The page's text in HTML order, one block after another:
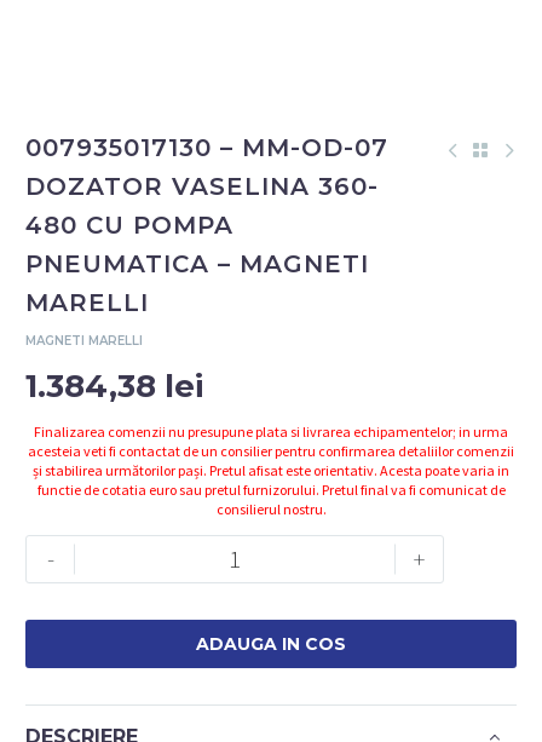
007935017130 – MM-OD-07
DOZATOR VASELINA 360-
480 CU POMPA
PNEUMATICA – MAGNETI
MARELLI
MAGNETI MARELLI
1.384,38 lei
Finalizarea comenzii nu presupune plata si livrarea echipamentelor; in urma
acesteia veti fi contactat de un consilier pentru confirmarea detaliilor comenzii
și stabilirea următorilor pași. Pretul afisat este orientativ. Acesta poate varia in
functie de cotatia euro sau pretul furnizorului. Pretul final va fi comunicat de
consilierul nostru.
-
Cantitate
007935017130
OD-
07
DOZATOR
+
ADAUGA IN COS
DESCRIERE